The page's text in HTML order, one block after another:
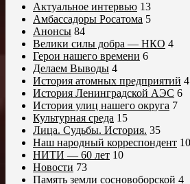
Актуальное интервью 13
Амбассадоры Росатома 5
Анонсы 84
Велики силы добра — НКО 4
Герои нашего времени 6
Делаем Выводы 4
История атомных предприятий 4
История Ленинградской АЭС 6
История улиц нашего округа 7
Культурная среда 15
Лица. Судьбы. История. 35
Наш народный корреспондент 10
НИТИ — 60 лет 10
Новости 73
Память земли сосновоборской 4